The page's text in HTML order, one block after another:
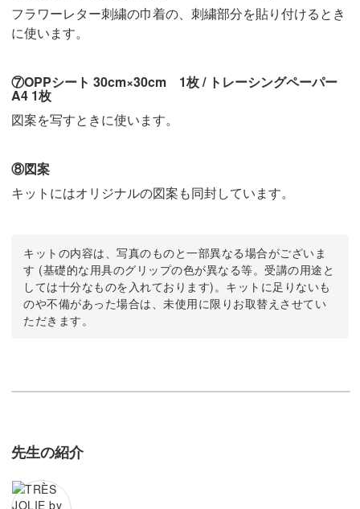
フラワーレター刺繍の巾着の、刺繍部分を貼り付けるとき
に使います。
⑦OPPシート 30cm×30cm 1枚 / トレーシングペーパー
A4 1枚
図案を写すときに使います。
⑧図案
キットにはオリジナルの図案も同封しています。
キットの内容は、写真のものと一部異なる場合がございま
す (基礎的な用具のグリップの色が異なる等。受講の用途と
しては十分なものを入れております)。キットに足りないも
のや不備があった場合は、未使用に限りお取替えさせてい
ただきます。
先生の紹介